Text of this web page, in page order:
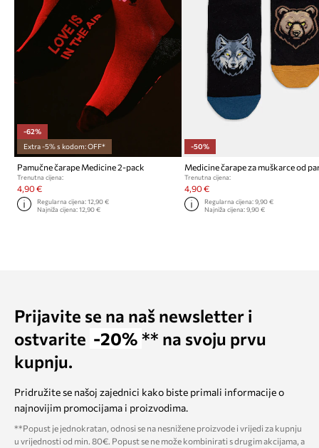
-62%
Extra -5% s kodom: OFF*
Pamučne čarape Medicine 2-pack
Trenutna cijena:
4,90 €
Regularna cijena:12,90 €
Najniža cijena:12,90 €
-50%
Trenutna cijena:
4,90 €
Regularna cijena: 9,90 €
Najniža cijena: 9,90 €
Prijavite se na naš newsletter i
ostvarite -20% ** na svoju prvu
kupnju.
Pridružite se našoj zajednici kako biste primali informacije o
najnovijim promocijama i proizvodima.
**Popust je jednokratan, odnosi se na nesnižene proizvode i vrijedi za kupnju
u vrijednosti od min. 80€. Popust se ne može kombinirati s drugim akcijama, a